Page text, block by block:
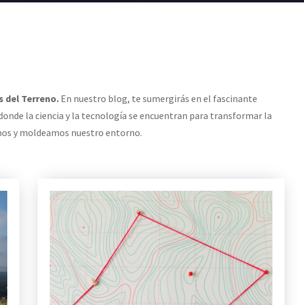
del Terreno. En nuestro blog, te sumergirás en el fascinante
la ciencia y la tecnología se encuentran para transformar la
y moldeamos nuestro entorno.